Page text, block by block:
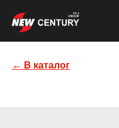
← В каталог